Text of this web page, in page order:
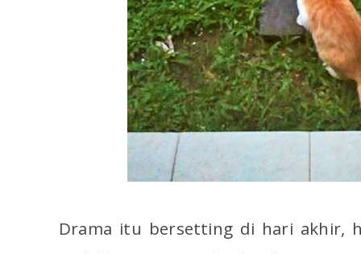
Drama itu bersetting di hari akhir,